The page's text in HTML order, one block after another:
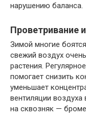
нарушению баланса.
Проветривание
Зимой многие
свежий воздух
растения.
помогает снизить
уменьшает
вентиляции воздуха
на сквозняк —